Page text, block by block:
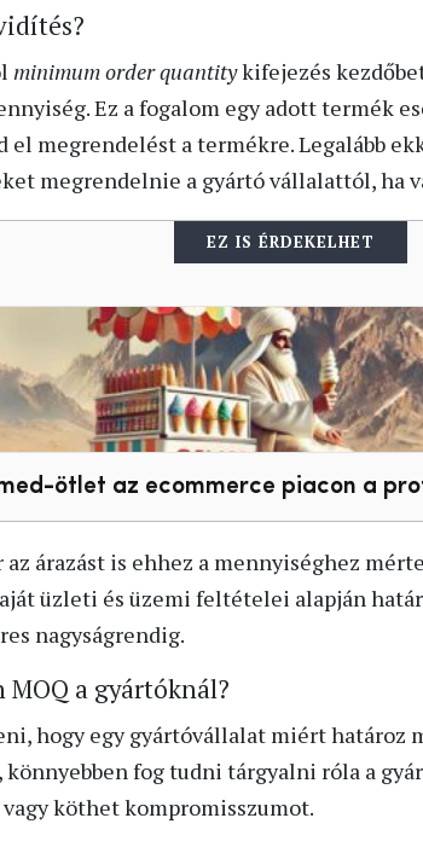
minimum order quantitykifejezés
Ez a fogalom egy adott termék
el megrendelést a termékre. Legalább
megrendelnie a gyártó vállalattól, ha
EZ IS ÉRDEKELHET
ötlet az ecommerce piacon a
az árazást is ehhez a mennyiséghez
üzleti és üzemi feltételei alapján
nagyságrendig.
a gyártóknál?
hogy egy gyártóvállalat miért
fog tudni tárgyalni róla a
köthet kompromisszumot.